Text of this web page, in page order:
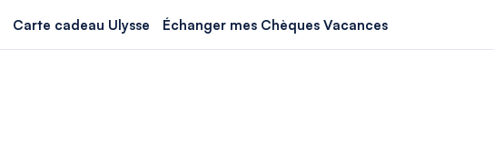
Carte cadeau Ulysse Échanger mes Chèques Vacances